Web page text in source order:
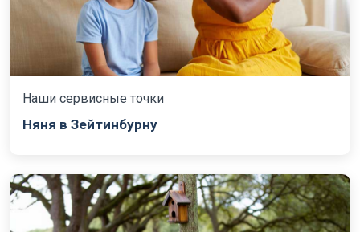
Наши сервисные точки
Няня в Зейтинбурну